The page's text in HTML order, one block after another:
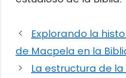
Explorando la
de Macpela en la
La estructura de la